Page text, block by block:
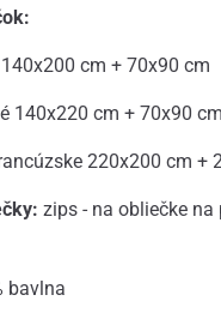
cm + 70x90 cm
140x220 cm + 70x90 cm
220x200 cm +
zips - na obliečke na
bavlna